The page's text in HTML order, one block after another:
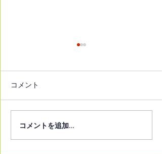
朝霞市立図書館本館にて
発表イベント開催！
コメント
コメントを追加…